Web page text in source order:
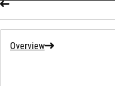
Overview